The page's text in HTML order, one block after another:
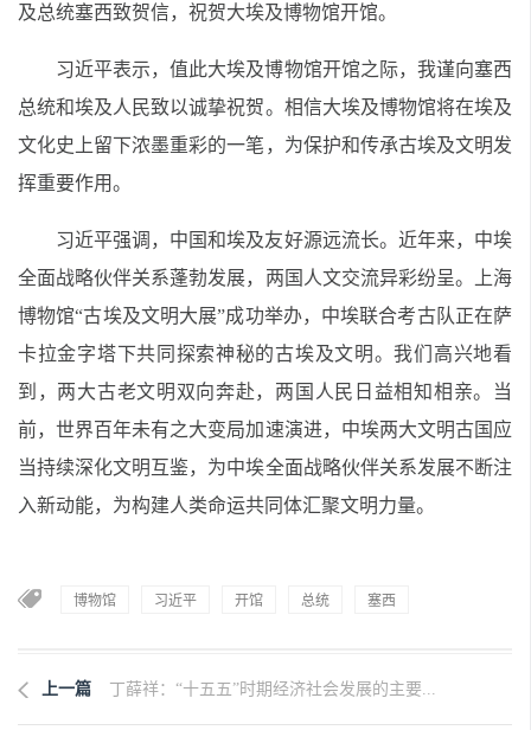
及总统塞西致贺信，祝贺大埃及博物馆开馆。
习近平表示，值此大埃及博物馆开馆之际，我谨向塞西
总统和埃及人民致以诚挚祝贺。相信大埃及博物馆将在埃及
文化史上留下浓墨重彩的一笔，为保护和传承古埃及文明发
挥重要作用。
习近平强调，中国和埃及友好源远流长。近年来，中埃
全面战略伙伴关系蓬勃发展，两国人文交流异彩纷呈。上海
博物馆“古埃及文明大展”成功举办，中埃联合考古队正在萨
卡拉金字塔下共同探索神秘的古埃及文明。我们高兴地看
到，两大古老文明双向奔赴，两国人民日益相知相亲。当
前，世界百年未有之大变局加速演进，中埃两大文明古国应
当持续深化文明互鉴，为中埃全面战略伙伴关系发展不断注
入新动能，为构建人类命运共同体汇聚文明力量。
博物馆 习近平 开馆 总统 塞西
上一篇 丁薛祥：“十五五”时期经济社会发展的主要...